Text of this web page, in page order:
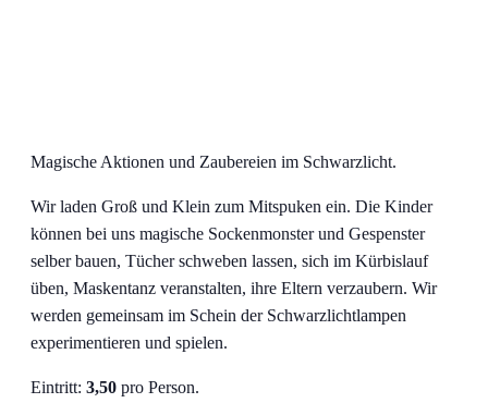
Magische Aktionen und Zaubereien im Schwarzlicht.
Wir laden Groß und Klein zum Mitspuken ein. Die Kinder
können bei uns magische Sockenmonster und Gespenster
selber bauen, Tücher schweben lassen, sich im Kürbislauf
üben, Maskentanz veranstalten, ihre Eltern verzaubern. Wir
werden gemeinsam im Schein der Schwarzlichtlampen
experimentieren und spielen.
Eintritt: 3,50 pro Person.